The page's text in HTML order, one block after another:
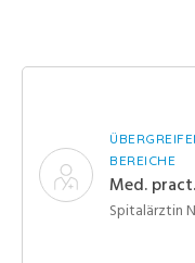
BEREICHE
Med.
Spitalärztin